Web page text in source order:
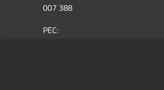
007 388
PEC: